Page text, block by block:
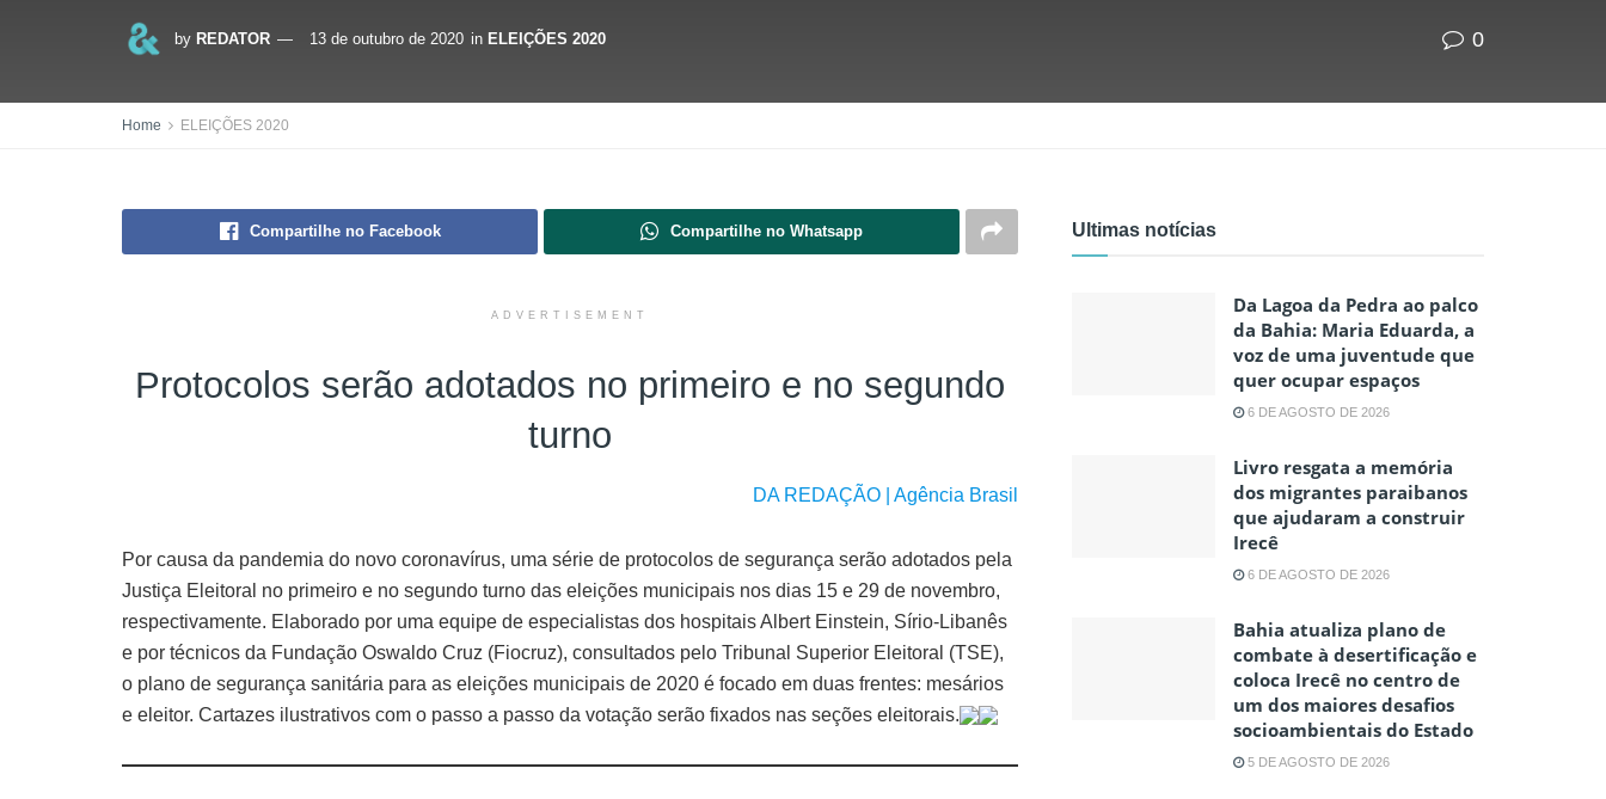
by REDATOR 13 de outubro de 2020 in ELEIÇÕES 2020 0
Home ELEIÇÕES 2020
Compartilhe no Facebook Compartilhe no Whatsapp
ADVERTISEMENT
Protocolos serão adotados no primeiro e no segundo
turno
DA REDAÇÃO | Agência Brasil
Por causa da pandemia do novo coronavírus, uma série de protocolos de segurança serão adotados pela
Justiça Eleitoral no primeiro e no segundo turno das eleições municipais nos dias 15 e 29 de novembro,
respectivamente. Elaborado por uma equipe de especialistas dos hospitais Albert Einstein, Sírio-Libanês
e por técnicos da Fundação Oswaldo Cruz (Fiocruz), consultados pelo Tribunal Superior Eleitoral (TSE),
o plano de segurança sanitária para as eleições municipais de 2020 é focado em duas frentes: mesários
e eleitor. Cartazes ilustrativos com o passo a passo da votação serão fixados nas seções eleitorais.
Ultimas notícias
Da Lagoa da Pedra ao palco
da Bahia: Maria Eduarda, a
voz de uma juventude que
quer ocupar espaços
6 DE AGOSTO DE 2026
Livro resgata a memória
dos migrantes paraibanos
que ajudaram a construir
Irecê
6 DE AGOSTO DE 2026
Bahia atualiza plano de
combate à desertificação e
coloca Irecê no centro de
um dos maiores desafios
socioambientais do Estado
5 DE AGOSTO DE 2026